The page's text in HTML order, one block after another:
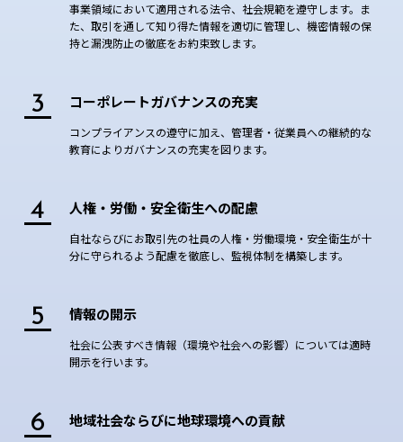
事業領域において適用される法令、社会規範を遵守します。ま
た、取引を通して知り得た情報を適切に管理し、機密情報の保
持と漏洩防止の徹底をお約束致します。
3 コーポレートガバナンスの充実
コンプライアンスの遵守に加え、管理者・従業員への継続的な
教育によりガバナンスの充実を図ります。
4 人権・労働・安全衛生への配慮
自社ならびにお取引先の社員の人権・労働環境・安全衛生が十
分に守られるよう配慮を徹底し、監視体制を構築します。
5 情報の開示
社会に公表すべき情報（環境や社会への影響）については適時
開示を行います。
6 地域社会ならびに地球環境への貢献